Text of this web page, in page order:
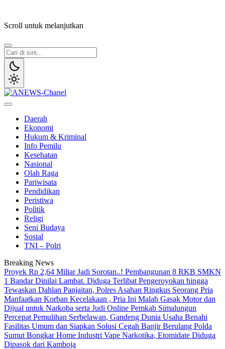
konten
Scroll untuk melanjutkan
Daerah
Ekonomi
Hukum & Kriminal
Info Pemilu
Kesehatan
Nasional
Olah Raga
Pariwisata
Pendidikan
Peristiwa
Politik
Religi
Seni Budaya
Sosial
TNI – Polri
Breaking News
Proyek Rp 2,64 Miliar Jadi Sorotan..! Pembangunan 8 RKB SMKN
1 Bandar Dinilai Lambat. Diduga Terlibat Pengeroyokan hingga
Tewaskan Dahlan Panjaitan, Polres Asahan Ringkus Seorang Pria
Manfaatkan Korban Kecelakaan , Pria Ini Malah Gasak Motor dan
Dijual untuk Narkoba serta Judi Online Pemkab Simalungun
Percepat Pemulihan Serbelawan, Gandeng Dunia Usaha Benahi
Fasilitas Umum dan Siapkan Solusi Cegah Banjir Berulang Polda
Sumut Bongkar Home Industri Vape Narkotika, Etomidate Diduga
Dipasok dari Kamboja